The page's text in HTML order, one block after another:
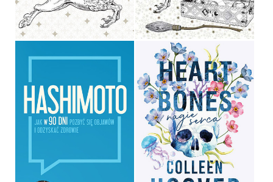
34,90 ZŁ 19,90 ZŁ
HASHIMOTO
OPRAWA MIĘKKA ZE SKRZYDEŁKAMI
HEART BONES. NAGIE
SERCA
COLLEEN HOOVER
OPRAWA MIĘKKA